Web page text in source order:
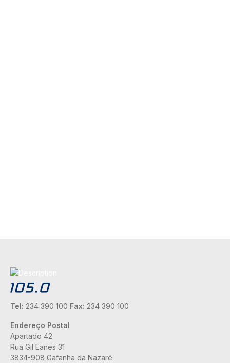
Tel: 234 390 100 Fax: 234 390 100
Endereço Postal
Apartado 42
Rua Gil Eanes 31
3834-908 Gafanha da Nazaré